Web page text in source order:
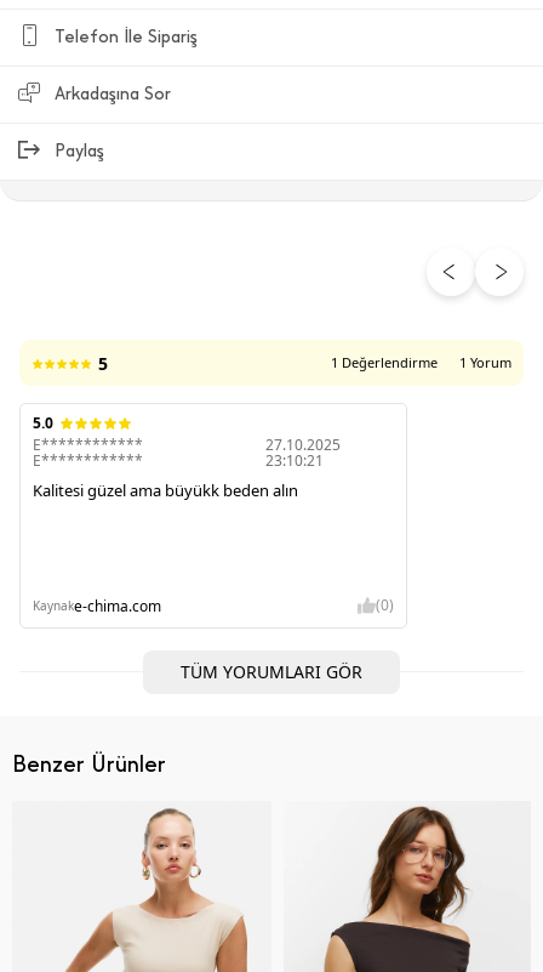
Telefon İle Sipariş
Arkadaşına Sor
Paylaş
5 1 Değerlendirme 1 Yorum
5.0
E************
E************
27.10.2025
23:10:21
Kalitesi güzel ama büyükk beden alın
Kaynake-chima.com (0)
TÜM YORUMLARI GÖR
Benzer Ürünler